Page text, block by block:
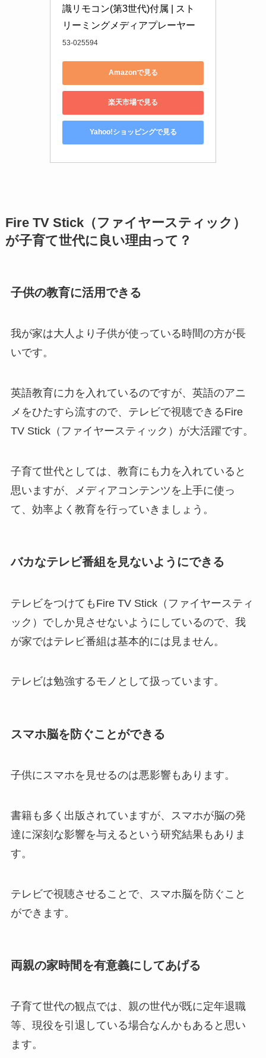
識リモコン(第3世代)付属 | スト
リーミングメディアプレーヤー
53-025594
Amazonで見る
楽天市場で見る
Yahoo!ショッピングで見る
Fire TV Stick（ファイヤースティック）
が子育て世代に良い理由って？
子供の教育に活用できる
我が家は大人より子供が使っている時間の方が長
いです。
英語教育に力を入れているのですが、英語のアニ
メをひたすら流すので、テレビで視聴できるFire
TV Stick（ファイヤースティック）が大活躍です。
子育て世代としては、教育にも力を入れていると
思いますが、メディアコンテンツを上手に使っ
て、効率よく教育を行っていきましょう。
バカなテレビ番組を見ないようにできる
テレビをつけてもFire TV Stick（ファイヤースティ
ック）でしか見させないようにしているので、我
が家ではテレビ番組は基本的には見ません。
テレビは勉強するモノとして扱っています。
スマホ脳を防ぐことができる
子供にスマホを見せるのは悪影響もあります。
書籍も多く出版されていますが、スマホが脳の発
達に深刻な影響を与えるという研究結果もありま
す。
テレビで視聴させることで、スマホ脳を防ぐこと
ができます。
両親の家時間を有意義にしてあげる
子育て世代の観点では、親の世代が既に定年退職
等、現役を引退している場合なんかもあると思い
ます。